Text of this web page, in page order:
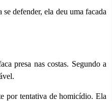
defender, ela deu uma facada
presa nas costas. Segundo a
por tentativa de homicídio. Ela